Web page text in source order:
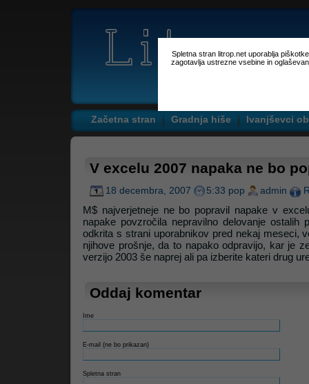
Spletna stran litrop.net uporablja
zagotavlja ustrezne vsebine in
Litrop.net
Začetna stran Gradnja hiše Ivanjševci
V excelu 2007 napaka ne bo
18 decembra, 2007 5:33 pop admin
M$ najverjetneje ne bo popravil napake v
napake povzročila nepravilno delovanje ostalih
odkrita s strani uporabnikov pred nekaj meseci,
njihove prošnje, da to napako odpravijo, kar je
verzijo 2003 še naprej ali pa izberite kateri drug
Oddaj komentar
Ime
E-mail (ne bo prikazan)
Spletna stran